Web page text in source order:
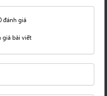
đánh giá
giá bài viết